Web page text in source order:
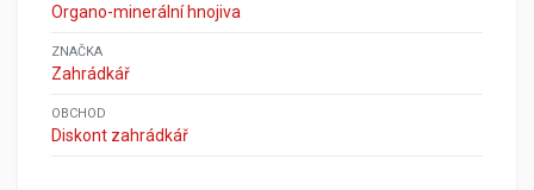
Organo-minerální hnojiva
ZNAČKA
Zahrádkář
OBCHOD
Diskont zahrádkář